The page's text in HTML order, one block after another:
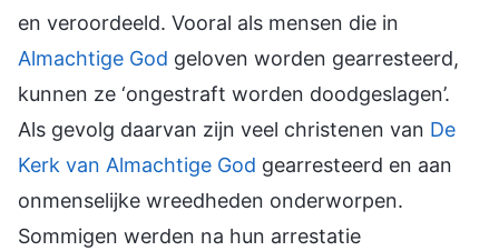
en veroordeeld. Vooral als mensen die in
Almachtige God geloven worden gearresteerd,
kunnen ze ‘ongestraft worden doodgeslagen’.
Als gevolg daarvan zijn veel christenen van De
Kerk van Almachtige God gearresteerd en aan
onmenselijke wreedheden onderworpen.
Sommigen werden na hun arrestatie